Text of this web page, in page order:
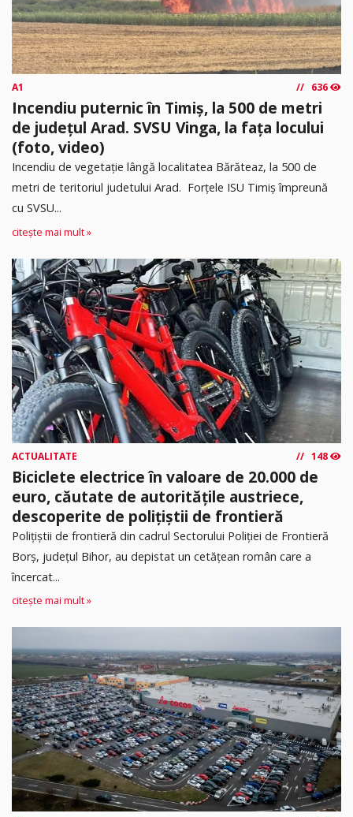
A1 636
Incendiu puternic în Timiș, la 500 de metri
de județul Arad. SVSU Vinga, la fața locului
(foto, video)
Incendiu de vegetație lângă localitatea Bărăteaz, la 500 de
metri de teritoriul judetului Arad. Forțele ISU Timiș împreună
cu SVSU...
citește mai mult »
ACTUALITATE 148
Biciclete electrice în valoare de 20.000 de
euro, căutate de autoritățile austriece,
descoperite de polițiștii de frontieră
Poliţiştii de frontieră din cadrul Sectorului Poliției de Frontieră
Borș, județul Bihor, au depistat un cetățean român care a
încercat...
citește mai mult »